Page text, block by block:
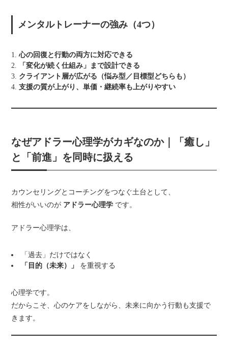
メンタルトレーナーの強み（4つ）
心の回復と行動の両方に対応できる
「変化が続く仕組み」まで設計できる
クライアント層が広がる（悩み型／目標型どちらも）
支援の質が上がり、単価・継続率も上がりやすい
なぜアドラー心理学がカギなのか｜「癒し」
と「前進」を同時に扱える
カウンセリングとコーチングをつなぐ土台として、
相性がいいのが アドラー心理学 です。
アドラー心理学は、
「過去」だけではなく
「目的（未来）」
を重視する
心理学です。
だからこそ、心のケアをしながら、未来に向かう行動も支援で
きます。